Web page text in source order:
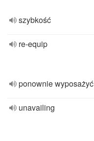
szybkość
re-equip
ponownie wyposażyć
unavailing